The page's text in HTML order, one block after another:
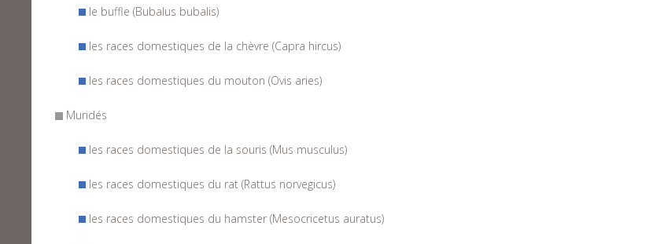
le buffle (Bubalus bubalis)
les races domestiques de la chèvre (Capra hircus)
les races domestiques du mouton (Ovis aries)
Muridés
les races domestiques de la souris (Mus musculus)
les races domestiques du rat (Rattus norvegicus)
les races domestiques du hamster (Mesocricetus auratus)